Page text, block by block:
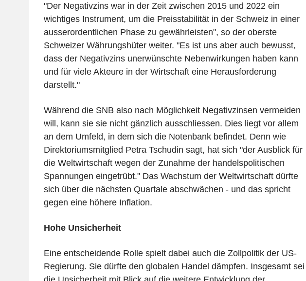
"Der Negativzins war in der Zeit zwischen 2015 und 2022 ein
wichtiges Instrument, um die Preisstabilität in der Schweiz in einer
ausserordentlichen Phase zu gewährleisten", so der oberste
Schweizer Währungshüter weiter. "Es ist uns aber auch bewusst,
dass der Negativzins unerwünschte Nebenwirkungen haben kann
und für viele Akteure in der Wirtschaft eine Herausforderung
darstellt."
Während die SNB also nach Möglichkeit Negativzinsen vermeiden
will, kann sie sie nicht gänzlich ausschliessen. Dies liegt vor allem
an dem Umfeld, in dem sich die Notenbank befindet. Denn wie
Direktoriumsmitglied Petra Tschudin sagt, hat sich "der Ausblick für
die Weltwirtschaft wegen der Zunahme der handelspolitischen
Spannungen eingetrübt." Das Wachstum der Weltwirtschaft dürfte
sich über die nächsten Quartale abschwächen - und das spricht
gegen eine höhere Inflation.
Hohe Unsicherheit
Eine entscheidende Rolle spielt dabei auch die Zollpolitik der US-
Regierung. Sie dürfte den globalen Handel dämpfen. Insgesamt sei